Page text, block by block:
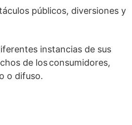
públicos, diversiones y
instancias de sus
de los consumidores,
o difuso.